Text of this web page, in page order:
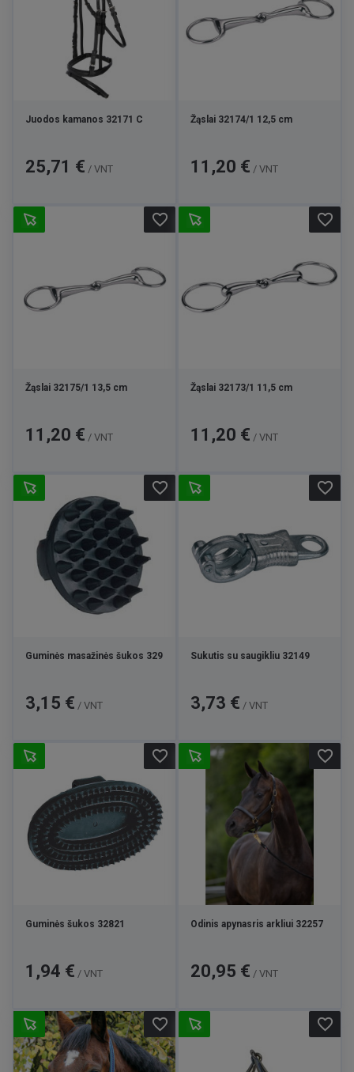
Juodos kamanos 32171 C
Kaina
25,71 € / VNT
Žąslai 32174/1 12,5 cm
Kaina
11,20 € / VNT
Žąslai 32175/1 13,5 cm
Kaina
11,20 € / VNT
favorite_border
Žąslai 32173/1 11,5 cm
Kaina
11,20 € / VNT
favorite_border
Guminės masažinės šukos 329
Kaina
3,15 € / VNT
favorite_border
Sukutis su saugikliu 32149
Kaina
3,73 € / VNT
favorite_border
Guminės šukos 32821
Kaina
1,94 € / VNT
favorite_border
Odinis apynasris arkliui 32257
Kaina
20,95 € / VNT
favorite_border
favorite_border favorite_border